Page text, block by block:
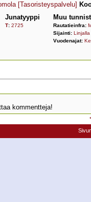
[Tasoristeyspalvelu]
Junatyyppi
T: 2725
Muu
Rautatieinfra:
Sijainti: Linjalla
Vuodenajat:
kommentteja!